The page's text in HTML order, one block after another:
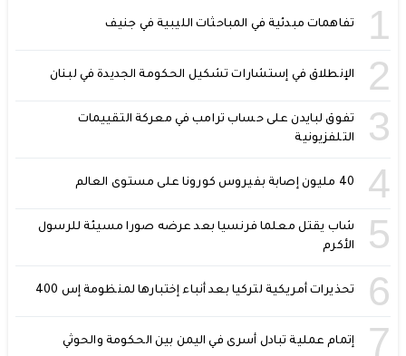
1 تفاهمات مبدئية في المباحثات الليبية في جنيف
2 الإنطلاق في إستشارات تشكيل الحكومة الجديدة في لبنان
3
تفوق لبايدن على حساب ترامب في معركة التقييمات
التلفزيونية
4 40 مليون إصابة بفيروس كورونا على مستوى العالم
5
شاب يقتل معلما فرنسيا بعد عرضه صورا مسيئة للرسول
الأكرم
6 تحذيرات أمريكية لتركيا بعد أنباء إختبارها لمنظومة إس 400
7 إتمام عملية تبادل أسرى في اليمن بين الحكومة والحوثي